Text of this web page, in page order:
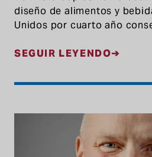
diseño de alimentos y
Unidos por cuarto año
SEGUIR LEYENDO